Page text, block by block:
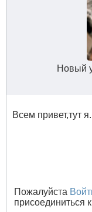
Новый
Всем привет,тут
Пожалуйста
присоединиться